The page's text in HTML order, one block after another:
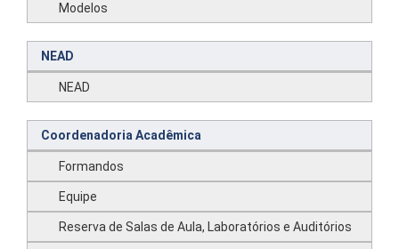
Modelos
NEAD
NEAD
Coordenadoria Acadêmica
Formandos
Equipe
Reserva de Salas de Aula, Laboratórios e Auditórios